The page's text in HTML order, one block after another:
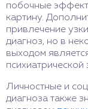
побочные
картину.
привлечение
диагноз, но в
выходом
психиатрической
Личностные и
диагноза также